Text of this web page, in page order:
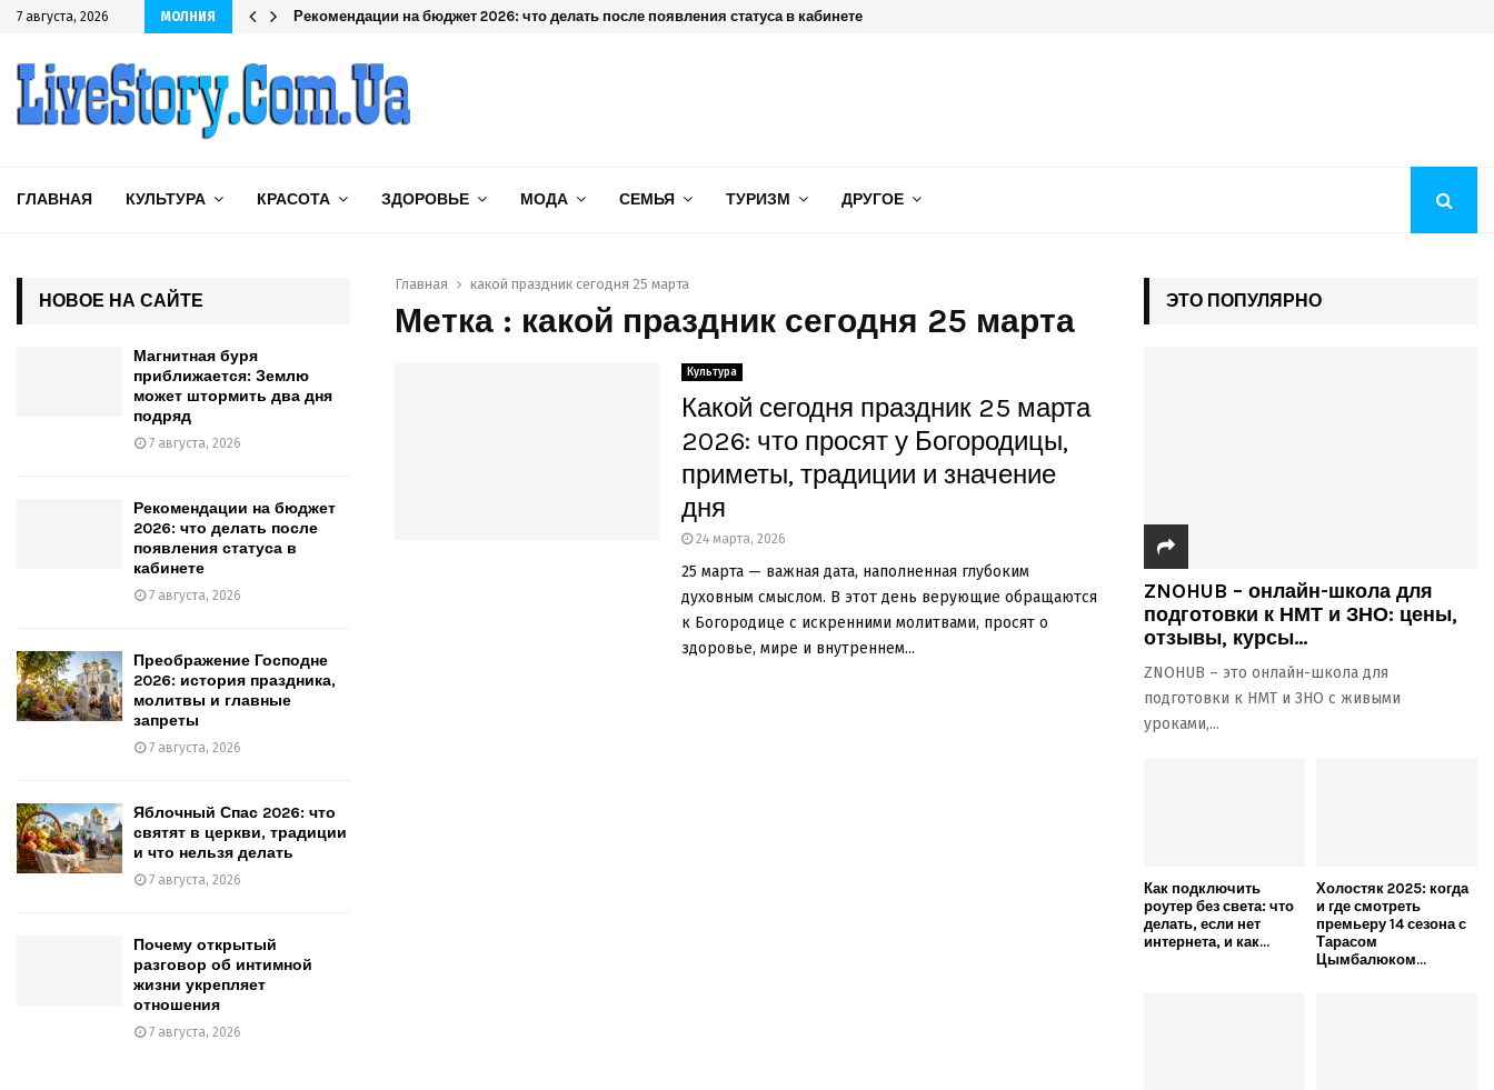
7 августа, 2026 МОЛНИЯ Рекомендации на бюджет 2026: что делать после появления статуса в кабинете
ГЛАВНАЯ КУЛЬТУРА КРАСОТА ЗДОРОВЬЕ МОДА СЕМЬЯ ТУРИЗМ ДРУГОЕ
Главная какой праздник сегодня 25 марта
Метка : какой праздник сегодня 25 марта
Культура
Какой сегодня праздник 25 марта
2026: что просят у Богородицы,
приметы, традиции и значение
дня
24 марта, 2026
25 марта — важная дата, наполненная глубоким
духовным смыслом. В этот день верующие обращаются
к Богородице с искренними молитвами, просят о
здоровье, мире и внутреннем...
НОВОЕ НА САЙТЕ
Магнитная буря
приближается: Землю
может штормить два дня
подряд
7 августа, 2026
Рекомендации на бюджет
2026: что делать после
появления статуса в
кабинете
7 августа, 2026
Преображение Господне
2026: история праздника,
молитвы и главные
запреты
7 августа, 2026
Яблочный Спас 2026: что
святят в церкви, традиции
и что нельзя делать
7 августа, 2026
Почему открытый
разговор об интимной
жизни укрепляет
отношения
7 августа, 2026
ЭТО ПОПУЛЯРНО
ZNOHUB – онлайн-школа для
подготовки к НМТ и ЗНО: цены,
отзывы, курсы...
ZNOHUB – это онлайн-школа для
подготовки к НМТ и ЗНО с живыми
уроками,...
Как подключить
роутер без света: что
делать, если нет
интернета, и как...
Холостяк 2025: когда
и где смотреть
премьеру 14 сезона с
Тарасом
Цымбалюком...